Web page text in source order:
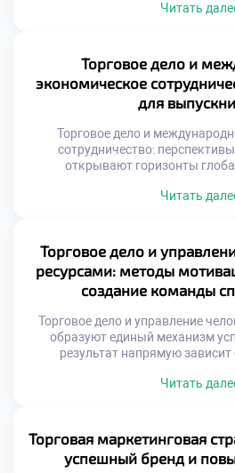
отделяет успешные
потоки является критически
выступает переводчиком с языка
Освоение методов
Читать
Торговое дело и
экономическое
для
Торговое дело и
сотрудничество:
открывают горизонты
выходит за границы
и импортные операции требуют
знаний. Образование
торговых потоков и правил.
механизмы
Читать
Торговое дело и
ресурсами: методы
создание команды
Торговое дело и управление
образуют единый механизм
результат напрямую зависит
торговой организации.
климат определяет качество
Подготовка управленцев
области HR. Студенты
Читать
Торговая маркетинговая
успешный бренд и